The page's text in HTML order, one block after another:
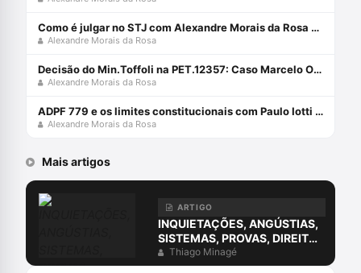
Como é julgar no STJ com Alexandre Morais da Rosa e Ministra do STJ Daniela Teixeira
Alexandre Morais da Rosa
Decisão do Min.Toffoli na PET.12357: Caso Marcelo Odebrecht com Alexandre Morais da Rosa
Alexandre Morais da Rosa
ADPF 779 e os limites constitucionais com Paulo Iotti e Alexandre Morais da Rosa
Alexandre Morais da Rosa
Mais artigos
ARTIGO
INQUIETAÇÕES, ANGÚSTIAS,
SISTEMAS, PROVAS, DIREITO
E O ERRO DA COMPREENSÃO
JURÍDICA ESTUDANDO
Thiago Minagé